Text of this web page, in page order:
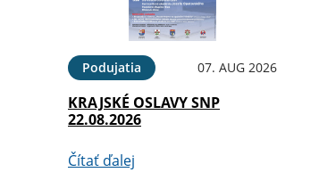
Podujatia 07. AUG 2026
KRAJSKÉ OSLAVY SNP
22.08.2026
Čítať ďalej